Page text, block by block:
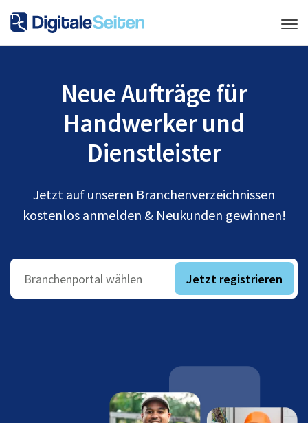
Neue Aufträge für
Handwerker und
Dienstleister
Jetzt auf unseren Branchenverzeichnissen
kostenlos anmelden & Neukunden gewinnen!
Branchenportal wählen Jetzt registrieren